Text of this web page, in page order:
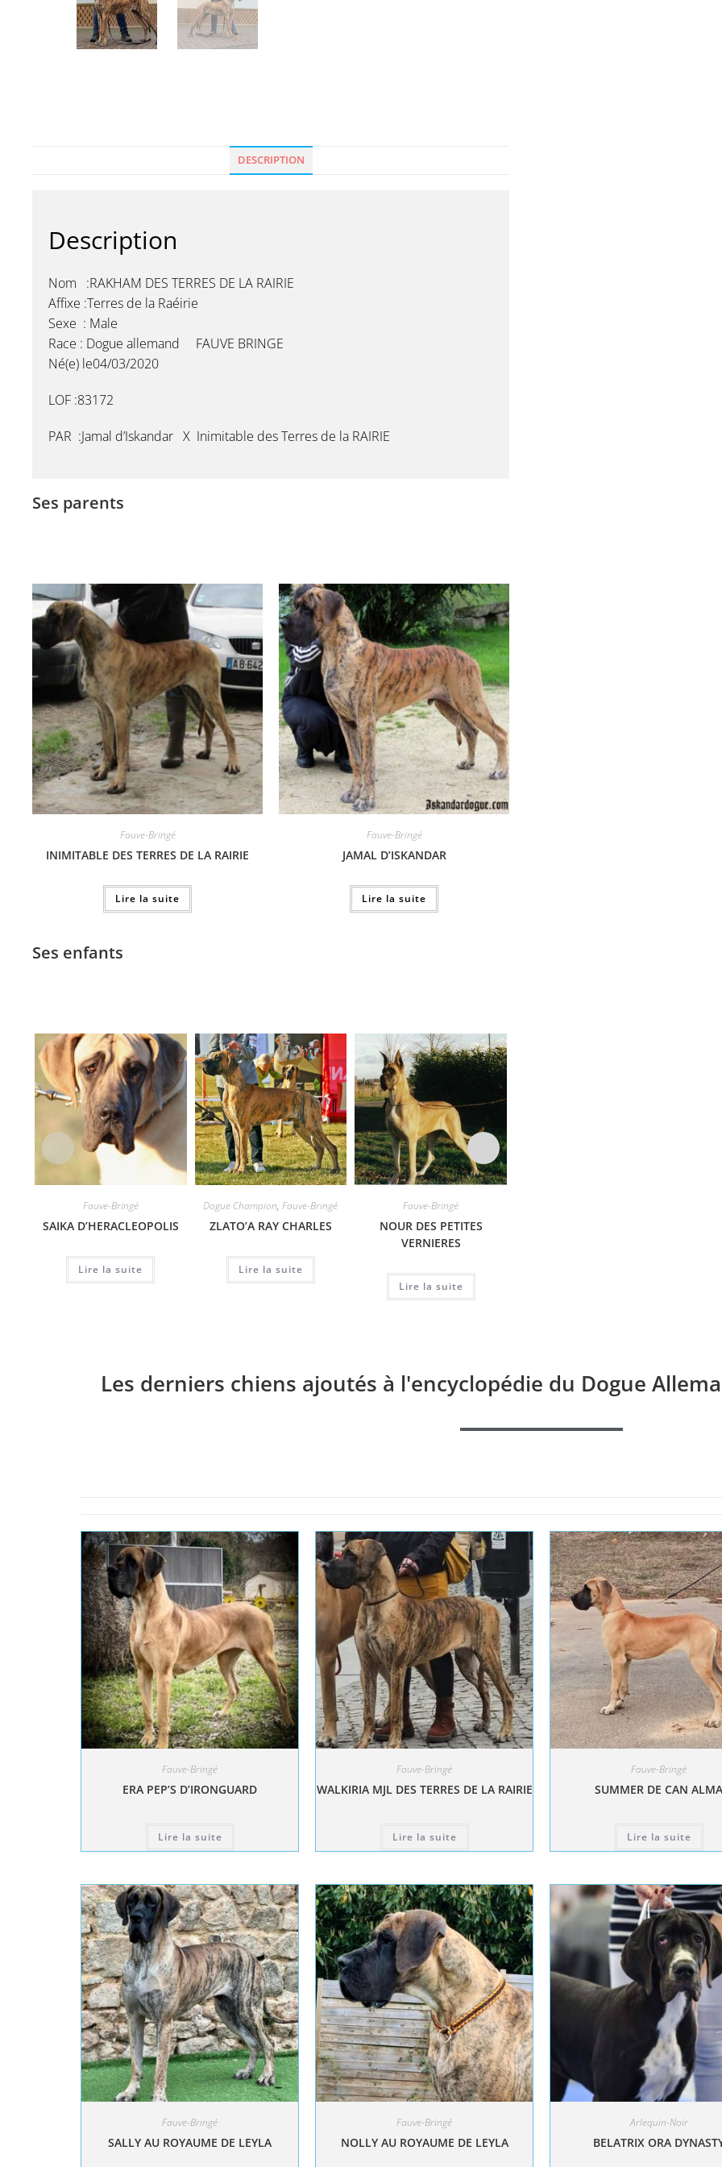
DESCRIPTION
Description
Nom :RAKHAM DES TERRES DE LA RAIRIE
Affixe :Terres de la Raéirie
Sexe : Male
Race : Dogue allemand FAUVE BRINGE
Né(e) le04/03/2020
LOF :83172
PAR :Jamal d’Iskandar X Inimitable des Terres de la RAIRIE
Ses parents
Fauve-Bringé
INIMITABLE DES TERRES DE LA RAIRIE
Lire la suite
Fauve-Bringé
JAMAL D’ISKANDAR
Lire la suite
Ses enfants
Fauve-Bringé
SAIKA D’HERACLEOPOLIS
Lire la suite
Dogue Champion,Fauve-Bringé
ZLATO’A RAY CHARLES
Lire la suite
Fauve-Bringé
NOUR DES PETITES
VERNIERES
Lire la suite
Les derniers chiens ajoutés à l'encyclopédie du Dogue
Fauve-Bringé
ERA PEP’S D’IRONGUARD
Lire la suite
Fauve-Bringé
WALKIRIA MJL DES TERRES DE LA RAIRIE
Lire la suite
Fauve-Bringé
SUMMER DE CAN ALMA
Lire la suite
Fauve-Bringé
SALLY AU ROYAUME DE LEYLA
Fauve-Bringé
NOLLY AU ROYAUME DE LEYLA
Arlequin-Noir
BELATRIX ORA